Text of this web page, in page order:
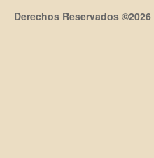
Derechos Reservados ©2026